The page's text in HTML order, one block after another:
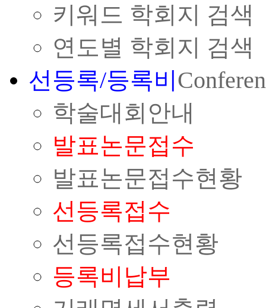
키워드 학회지 검색
연도별 학회지 검색
선등록/등록비
학술대회안내
발표논문접수
발표논문접수현황
선등록접수
선등록접수현황
등록비납부